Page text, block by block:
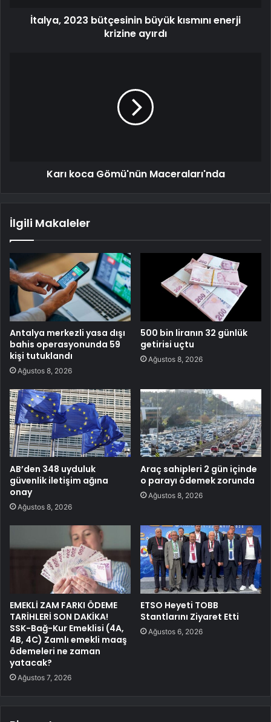
İtalya, 2023 bütçesinin büyük kısmını enerji
krizine ayırdı
Karı koca Gömü'nün Maceraları'nda
İlgili Makaleler
Antalya merkezli yasa dışı
bahis operasyonunda 59
kişi tutuklandı
Ağustos 8, 2026
500 bin liranın 32 günlük
getirisi uçtu
Ağustos 8, 2026
AB’den 348 uyduluk
güvenlik iletişim ağına
onay
Ağustos 8, 2026
Araç sahipleri 2 gün içinde
o parayı ödemek zorunda
Ağustos 8, 2026
EMEKLİ ZAM FARKI ÖDEME
TARİHLERİ SON DAKİKA!
SSK-Bağ-Kur Emeklisi (4A,
4B, 4C) Zamlı emekli maaş
ödemeleri ne zaman
yatacak?
Ağustos 7, 2026
ETSO Heyeti TOBB
Stantlarını Ziyaret Etti
Ağustos 6, 2026